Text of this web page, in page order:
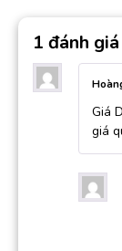
1 đánh
Giá
giá